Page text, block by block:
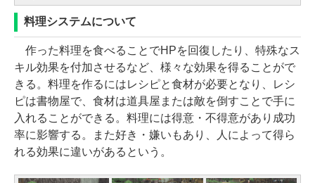
料理システムについて
作った料理を食べることでHPを回復したり、特殊なス
キル効果を付加させるなど、様々な効果を得ることがで
きる。料理を作るにはレシピと食材が必要となり、レシ
ピは書物屋で、食材は道具屋または敵を倒すことで手に
入れることができる。料理には得意・不得意があり成功
率に影響する。また好き・嫌いもあり、人によって得ら
れる効果に違いがあるという。